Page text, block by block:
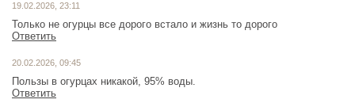
19.02.2026, 23:11
Только не огурцы все дорого встало и жизнь то дорого
Ответить
20.02.2026, 09:45
Пользы в огурцах никакой, 95% воды.
Ответить